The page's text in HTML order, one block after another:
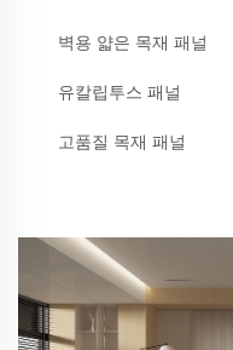
벽용 얇은 목재 패널
유칼립투스 패널
고품질 목재 패널